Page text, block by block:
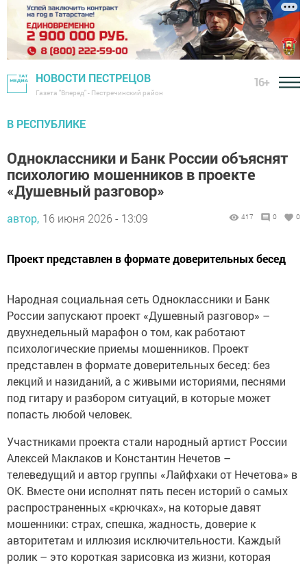
НОВОСТИ ПЕСТРЕЦОВ
Газета "Вперед" - Пестречинский район
16+
В РЕСПУБЛИКЕ
Одноклассники и Банк России объяснят
психологию мошенников в проекте
«Душевный разговор»
автор, 16 июня 2026 - 13:09 417 0 0
Проект представлен в формате доверительных бесед
Народная социальная сеть Одноклассники и Банк
России запускают проект «Душевный разговор» –
двухнедельный марафон о том, как работают
психологические приемы мошенников. Проект
представлен в формате доверительных бесед: без
лекций и назиданий, а с живыми историями, песнями
под гитару и разбором ситуаций, в которые может
попасть любой человек.
Участниками проекта стали народный артист России
Алексей Маклаков и Константин Нечетов –
телеведущий и автор группы «Лайфхаки от Нечетова» в
ОК. Вместе они исполнят пять песен историй о самых
распространенных «крючках», на которые давят
мошенники: страх, спешка, жадность, доверие к
авторитетам и иллюзия исключительности. Каждый
ролик – это короткая зарисовка из жизни, которая